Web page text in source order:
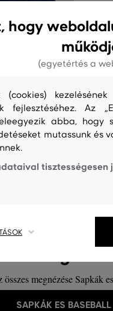
COTTON TWILL
26 990 Ft
13 490 Ft
összes megnézése Sapkák
SAPKÁK ES
hogy
(egyetértés a
kezelésének
fejlesztéséhez. Az
abba, hogy
mutassunk és
tisztességesen